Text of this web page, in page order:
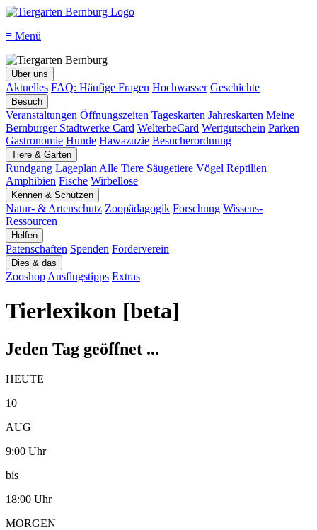
≡ Menü
Über uns
Aktuelles FAQ: Häufige Fragen Hochwasser Geschichte
Besuch
Veranstaltungen Öffnungszeiten Tageskarten Jahreskarten Meine
Bernburger Stadtwerke Card WelterbeCard Wertgutschein Parken
Gastronomie Hunde Hawazuzie Besucherordnung
Tiere & Garten
Rundgang Lageplan Alle Tiere Säugetiere Vögel Reptilien
Amphibien Fische Wirbellose
Kennen & Schützen
Natur- & Artenschutz Zoopädagogik Forschung Wissens-
Ressourcen
Helfen
Patenschaften Spenden Förderverein
Dies & das
Zooshop Ausflugstipps Extras
Tierlexikon [beta]
Jeden Tag geöffnet ...
HEUTE
10
AUG
9:00 Uhr
bis
18:00 Uhr
MORGEN